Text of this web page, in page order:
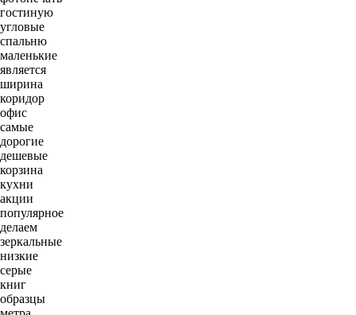
гостиную
угловые
спальню
маленькие
является
ширина
коридор
офис
самые
дорогие
дешевые
корзина
кухни
акции
популярное
делаем
зеркальные
низкие
серые
книг
образцы